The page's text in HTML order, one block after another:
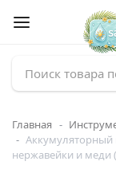
Главная
Аккумуляторный
нержавейки и меди